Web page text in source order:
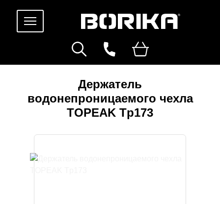
Держатель
водонепроницаемого чехла
TOPEAK Tp173